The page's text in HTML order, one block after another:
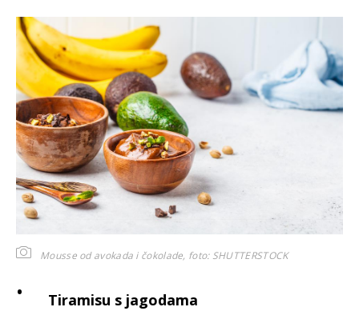
Mousse od avokada i čokolade, foto: SHUTTERSTOCK
Tiramisu s jagodama